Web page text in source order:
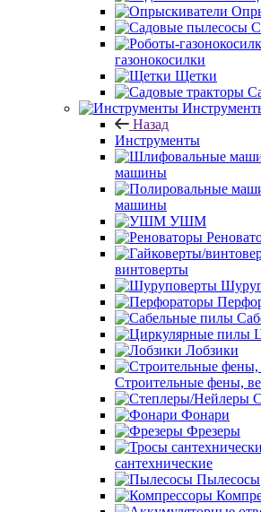
газонокосилки
Щетки
Назад
Инструменты
машины
машины
УШМ
винтоверты
Лобзики
Строительные фены,
Фонари
Фрезеры
сантехнические
Пылесосы